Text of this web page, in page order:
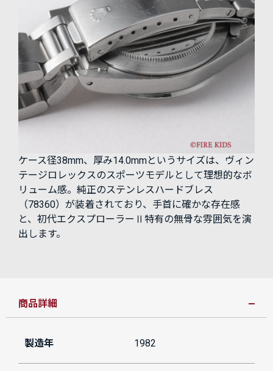
ケース径38mm、厚み14.0mmというサイズは、ヴィン
テージロレックスのスポーツモデルとして理想的なボ
リューム感。純正のステンレスハードブレス
（78360）が装着されており、手首に確かな存在感
と、初代エクスプローラーⅡ特有の無骨な雰囲気を演
出します。
商品詳細
製造年 1982